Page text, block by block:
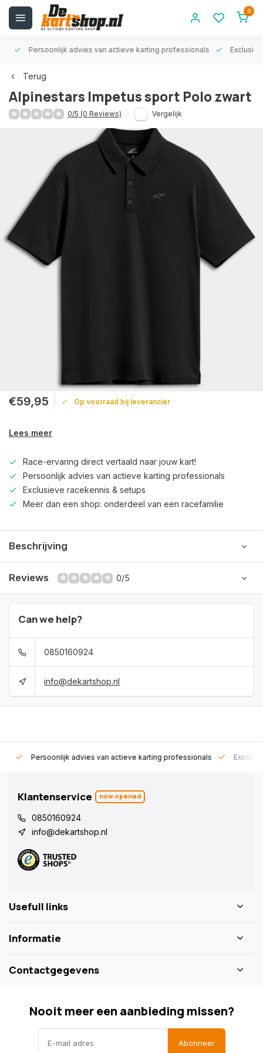
0
Persoonlijk advies van actieve karting professionals
Terug
Alpinestars Impetus sport Polo zwart
0/5 (0 Reviews) Vergelijk
€59,95 Op voorraad bij leverancier
Lees meer
Race-ervaring direct vertaald naar jouw kart!
Persoonlijk advies van actieve karting professionals
Exclusieve racekennis & setups
Meer dan een shop: onderdeel van een racefamilie
Beschrijving
Reviews 0/5
Can we help?
0850160924
info@dekartshop.nl
Persoonlijk advies van actieve karting professionals
Klantenservice now opened
0850160924
info@dekartshop.nl
Usefull links
Informatie
Contactgegevens
Nooit meer een aanbieding missen?
Abonneer